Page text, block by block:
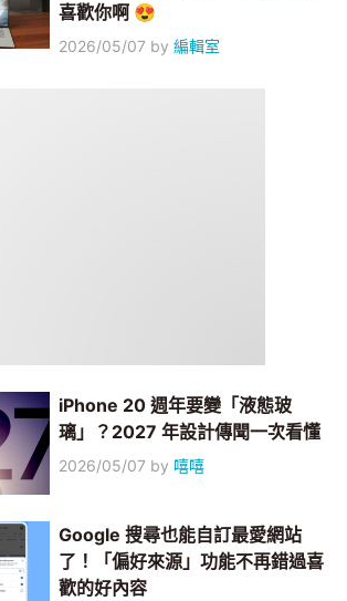
喜歡你啊 😍
2026/05/07 by編輯室
iPhone 20 週年要變「液態玻
璃」？2027 年設計傳聞一次看懂
2026/05/07 by 嘻嘻
Google 搜尋也能自訂最愛網站
了！「偏好來源」功能不再錯過喜
歡的好內容